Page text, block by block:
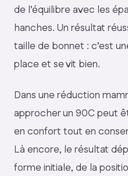
de l’équilibre avec les
hanches. Un résultat
taille de bonnet : c’est
place et se vit bien.
Dans une réduction
approcher un 90C peut
en confort tout en
Là encore, le résultat
forme initiale, de la